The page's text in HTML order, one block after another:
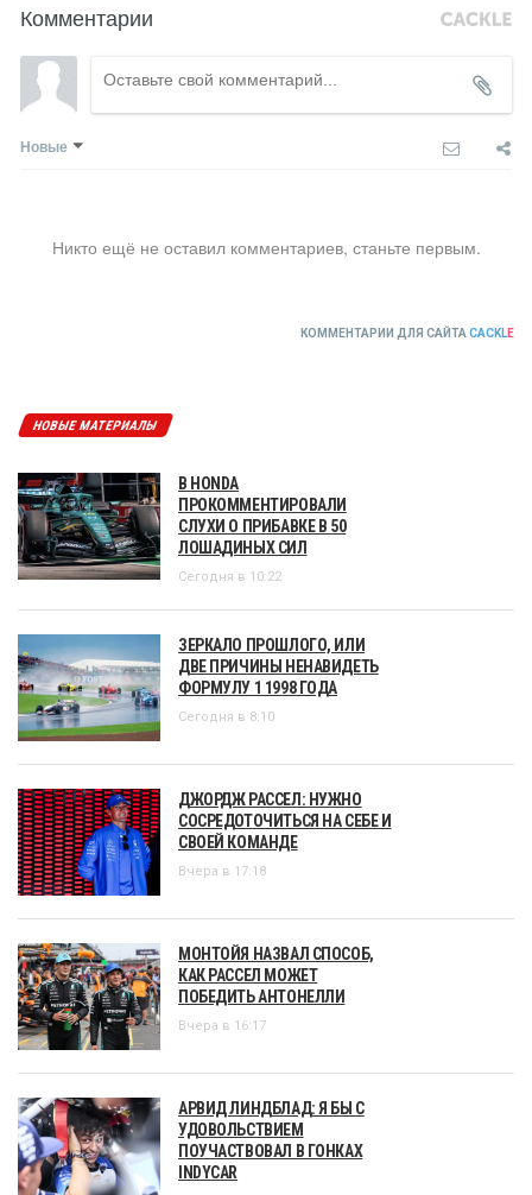
Комментарии
Новые
Никто ещё не оставил комментариев, станьте первым.
КОММЕНТАРИИ ДЛЯ САЙТА CACKLE
НОВЫЕ МАТЕРИАЛЫ
В HONDA
ПРОКОММЕНТИРОВАЛИ
СЛУХИ О ПРИБАВКЕ В 50
ЛОШАДИНЫХ СИЛ
Сегодня в 10:22
ЗЕРКАЛО ПРОШЛОГО, ИЛИ
ДВЕ ПРИЧИНЫ НЕНАВИДЕТЬ
ФОРМУЛУ 1 1998 ГОДА
Сегодня в 8:10
ДЖОРДЖ РАССЕЛ: НУЖНО
СОСРЕДОТОЧИТЬСЯ НА СЕБЕ И
СВОЕЙ КОМАНДЕ
Вчера в 17:18
МОНТОЙЯ НАЗВАЛ СПОСОБ,
КАК РАССЕЛ МОЖЕТ
ПОБЕДИТЬ АНТОНЕЛЛИ
Вчера в 16:17
АРВИД ЛИНДБЛАД: Я БЫ С
УДОВОЛЬСТВИЕМ
ПОУЧАСТВОВАЛ В ГОНКАХ
INDYCAR